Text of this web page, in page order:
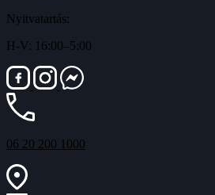
Nyitvatartás:
H-V: 16:00–5:00
06 20 200 1000